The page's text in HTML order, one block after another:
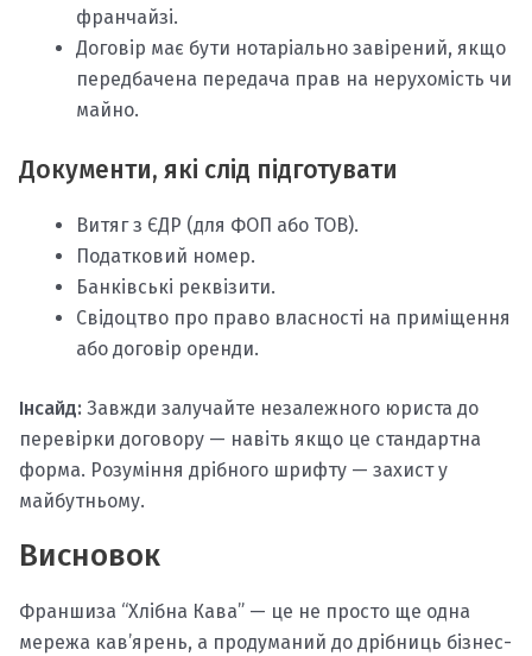
франчайзі.
Договір має бути нотаріально завірений, якщо
передбачена передача прав на нерухомість чи
майно.
Документи, які слід підготувати
Витяг з ЄДР (для ФОП або ТОВ).
Податковий номер.
Банківські реквізити.
Свідоцтво про право власності на приміщення
або договір оренди.
Інсайд: Завжди залучайте незалежного юриста до
перевірки договору — навіть якщо це стандартна
форма. Розуміння дрібного шрифту — захист у
майбутньому.
Висновок
Франшиза “Хлібна Кава” — це не просто ще одна
мережа кав’ярень, а продуманий до дрібниць бізнес-